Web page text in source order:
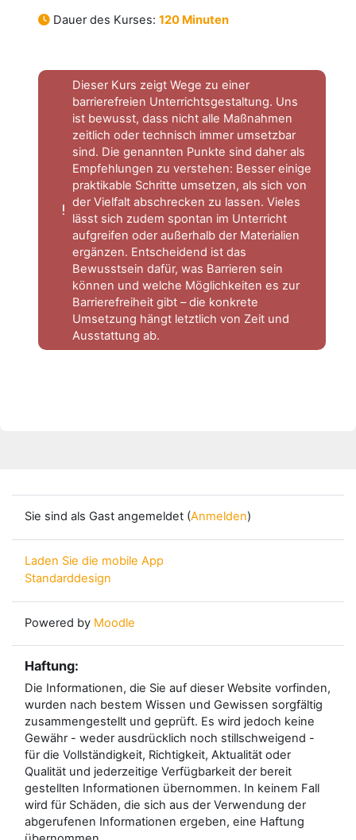
Dauer des Kurses: 120 Minuten
Dieser Kurs zeigt Wege zu einer
barrierefreien Unterrichtsgestaltung. Uns
ist bewusst, dass nicht alle Maßnahmen
zeitlich oder technisch immer umsetzbar
sind. Die genannten Punkte sind daher als
Empfehlungen zu verstehen: Besser einige
praktikable Schritte umsetzen, als sich von
der Vielfalt abschrecken zu lassen. Vieles
lässt sich zudem spontan im Unterricht
aufgreifen oder außerhalb der Materialien
ergänzen. Entscheidend ist das
Bewusstsein dafür, was Barrieren sein
können und welche Möglichkeiten es zur
Barrierefreiheit gibt – die konkrete
Umsetzung hängt letztlich von Zeit und
Ausstattung ab.
Sie sind als Gast angemeldet (Anmelden)
Laden Sie die mobile App
Standarddesign
Powered by Moodle
Haftung:
Die Informationen, die Sie auf dieser Website vorfinden,
wurden nach bestem Wissen und Gewissen sorgfältig
zusammengestellt und geprüft. Es wird jedoch keine
Gewähr - weder ausdrücklich noch stillschweigend -
für die Vollständigkeit, Richtigkeit, Aktualität oder
Qualität und jederzeitige Verfügbarkeit der bereit
gestellten Informationen übernommen. In keinem Fall
wird für Schäden, die sich aus der Verwendung der
abgerufenen Informationen ergeben, eine Haftung